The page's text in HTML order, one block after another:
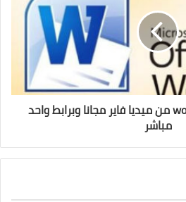
تحميل برنامج word 2010 من ميديا فاير مجانا وبرابط واحد
مباشر